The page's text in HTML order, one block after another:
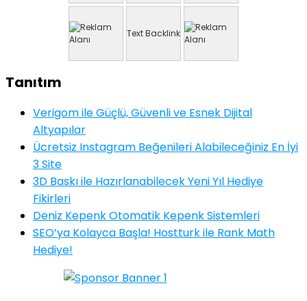
Text Backlink
Tanıtım
Verigom ile Güçlü, Güvenli ve Esnek Dijital
Altyapılar
Ücretsiz Instagram Beğenileri Alabileceğiniz En İyi
3 Site
3D Baskı ile Hazırlanabilecek Yeni Yıl Hediye
Fikirleri
Deniz Kepenk Otomatik Kepenk Sistemleri
SEO’ya Kolayca Başla! Hostturk ile Rank Math
Hediye!